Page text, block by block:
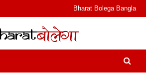
Bharat Bolega Bangla
भारत बोलेगा
वीडियो और फ़ीचर. भारत बोलेगा हिंदी न्यूज़ वेबसाइट
Trends & Podcast I जानकारी भी समझदारी भी